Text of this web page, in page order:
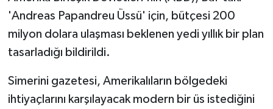
'Andreas Papandreu Üssü' için, bütçesi 200
milyon dolara ulaşması beklenen yedi yıllık bir plan
tasarladığı bildirildi.
Simerini gazetesi, Amerikalıların bölgedeki
ihtiyaçlarını karşılayacak modern bir üs istediğini
Nöbetçi Eczaneler
ÖZEL HABER
SİYASET